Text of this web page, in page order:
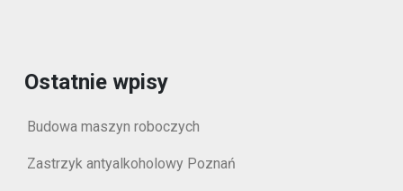
Ostatnie wpisy
Budowa maszyn roboczych
Zastrzyk antyalkoholowy Poznań